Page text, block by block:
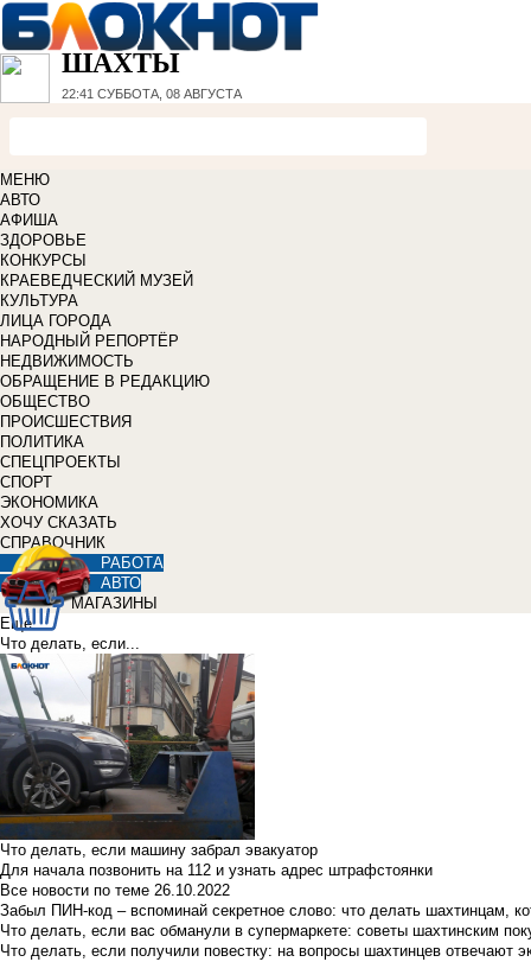
ШАХТЫ
22:41 СУББОТА, 08 АВГУСТА
МЕНЮ
АВТО
АФИША
ЗДОРОВЬЕ
КОНКУРСЫ
КРАЕВЕДЧЕСКИЙ МУЗЕЙ
КУЛЬТУРА
ЛИЦА ГОРОДА
НАРОДНЫЙ РЕПОРТЁР
НЕДВИЖИМОСТЬ
ОБРАЩЕНИЕ В РЕДАКЦИЮ
ОБЩЕСТВО
ПРОИСШЕСТВИЯ
ПОЛИТИКА
СПЕЦПРОЕКТЫ
СПОРТ
ЭКОНОМИКА
ХОЧУ СКАЗАТЬ
СПРАВОЧНИК
РАБОТА
АВТО
МАГАЗИНЫ
Еще
Что делать, если...
Что делать, если машину забрал эвакуатор
Для начала позвонить на 112 и узнать адрес штрафстоянки
Все новости по теме 26.10.2022
Забыл ПИН-код – вспоминай секретное слово: что делать шахтинцам,
Что делать, если вас обманули в супермаркете: советы шахтинским
Что делать, если получили повестку: на вопросы шахтинцев отвечают